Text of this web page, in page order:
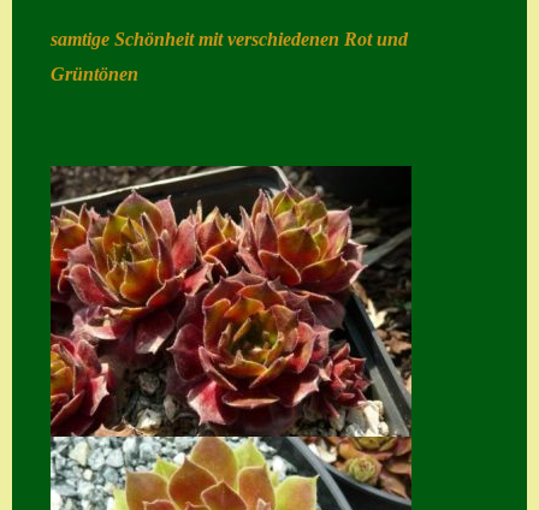
Kontakt
S. x nixonii
Semps die ich
suche
Semps von A – Z
Shop
Suche
Sue Thomas
Translator
samtige Schönheit mit verschiedenen Rot und
Grüntönen